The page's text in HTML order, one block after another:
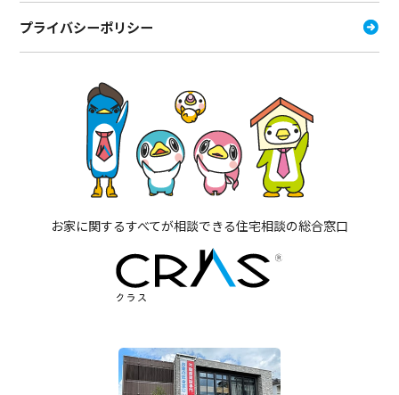
プライバシーポリシー
お家に関するすべてが相談できる住宅相談の総合窓口